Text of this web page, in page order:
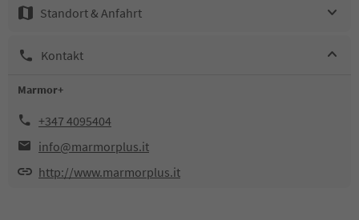
Standort & Anfahrt
Kontakt
Marmor+
+347 4095404
info@marmorplus.it
http://www.marmorplus.it